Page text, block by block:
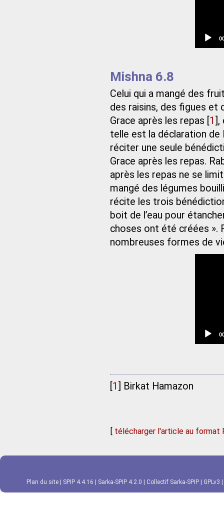
Mishna 6.8
Celui qui a mangé des
des raisins, des figues et
Grace après les repas 1 ,
telle est la déclaration de
réciter une seule
Grace après les repas.
après les repas ne se
mangé des légumes
récite les trois
boit de l’eau pour
choses ont été créées ».
nombreuses formes de
1 Birkat Hamazon
[ télécharger l'article au format
Plan du site | SPIP 4.4.16 | Sarka-SPIP 4.2.0 | Collectif Sarka-SPIP | GPLv3 |